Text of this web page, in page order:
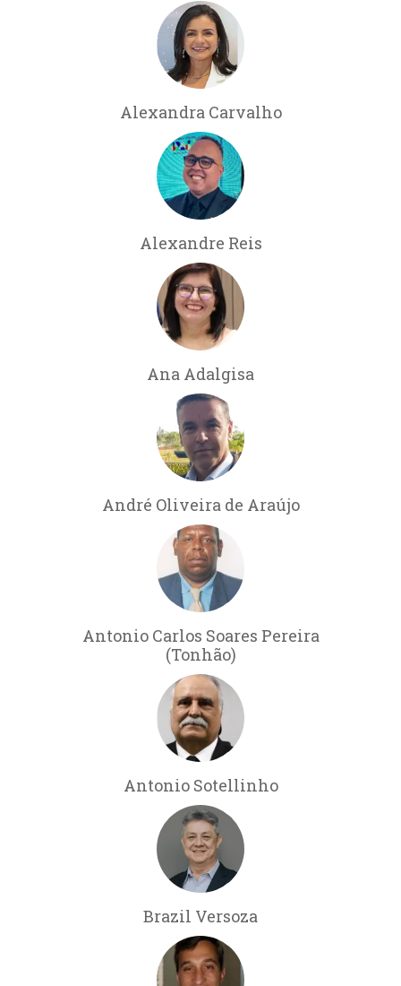
Alexandra Carvalho
Alexandre Reis
Ana Adalgisa
André Oliveira de Araújo
Antonio Carlos Soares Pereira
(Tonhão)
Antonio Sotellinho
Brazil Versoza